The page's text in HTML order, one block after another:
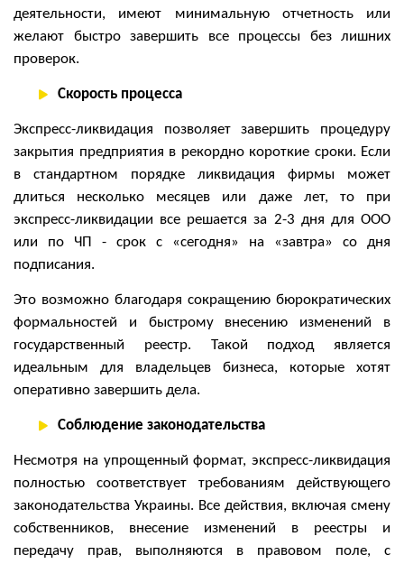
деятельности, имеют минимальную отчетность или
желают быстро завершить все процессы без лишних
проверок.
Скорость процесса
Экспресс-ликвидация позволяет завершить процедуру
закрытия предприятия в рекордно короткие сроки. Если
в стандартном порядке ликвидация фирмы может
длиться несколько месяцев или даже лет, то при
экспресс-ликвидации все решается за 2-3 дня для ООО
или по ЧП - срок с «сегодня» на «завтра» со дня
подписания.
Это возможно благодаря сокращению бюрократических
формальностей и быстрому внесению изменений в
государственный реестр. Такой подход является
идеальным для владельцев бизнеса, которые хотят
оперативно завершить дела.
Соблюдение законодательства
Несмотря на упрощенный формат, экспресс-ликвидация
полностью соответствует требованиям действующего
законодательства Украины. Все действия, включая смену
собственников, внесение изменений в реестры и
передачу прав, выполняются в правовом поле, с